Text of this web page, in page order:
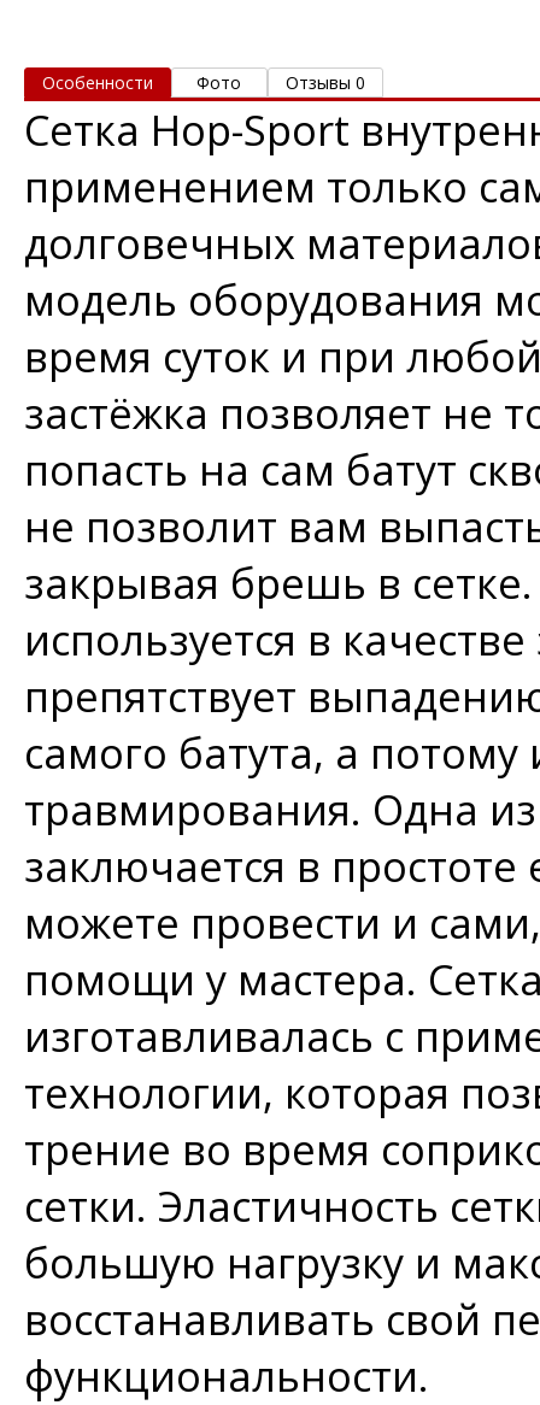
Особенности Фото Отзывы 0
Сетка Hop-Sport
применением только
долговечных
модель оборудования
время суток и при
застёжка позволяет не
попасть на сам батут
не позволит вам
закрывая брешь в
используется в
препятствует
самого батута, а
травмирования. Одна
заключается в
можете провести и
помощи у мастера.
изготавливалась с
технологии, которая
трение во время
сетки. Эластичность
большую нагрузку и
восстанавливать свой
функциональности.